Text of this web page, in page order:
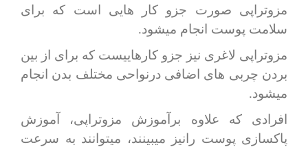
مزوتراپی صورت جزو کار هایی است که برای
سلامت پوست انجام میشود.
مزوتراپی لاغری نیز جزو کارهاییست که برای از بین
بردن چربی های اضافی درنواحی مختلف بدن انجام
میشود.
افرادی که علاوه برآموزش مزوتراپی، آموزش
پاکسازی پوست رانیز میبینند، میتوانند به سرعت